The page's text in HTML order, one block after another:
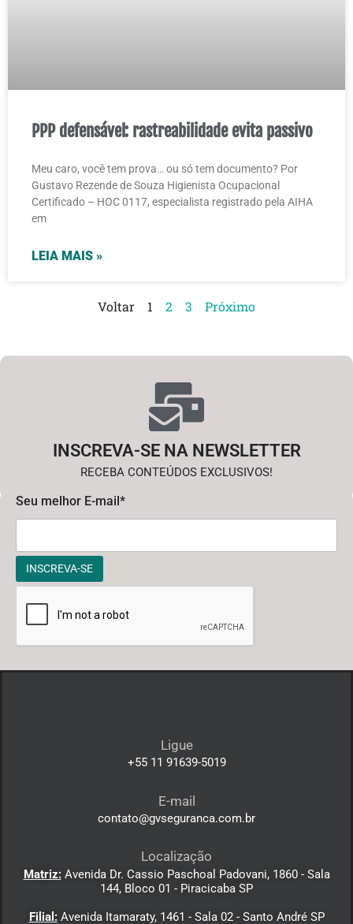
PPP defensável: rastreabilidade evita passivo
Meu caro, você tem prova… ou só tem documento? Por
Gustavo Rezende de Souza Higienista Ocupacional
Certificado – HOC 0117, especialista registrado pela AIHA
em
LEIA MAIS »
Voltar 1 2 3 Próximo
INSCREVA-SE NA NEWSLETTER
RECEBA CONTEÚDOS EXCLUSIVOS!
Seu melhor E-mail*
INSCREVA-SE
Ligue
+55 11 91639-5019
E-mail
contato@gvseguranca.com.br
Localização
Matriz:Avenida Dr. Cassio Paschoal Padovani, 1860 - Sala
144, Bloco 01 - Piracicaba SP
Filial:Avenida Itamaraty, 1461 - Sala 02 - Santo André SP